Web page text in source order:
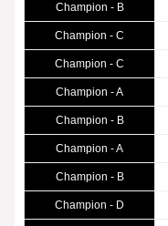
Champion - B
Champion - C
Champion - C
Champion - A
Champion - B
Champion - A
Champion - B
Champion - D